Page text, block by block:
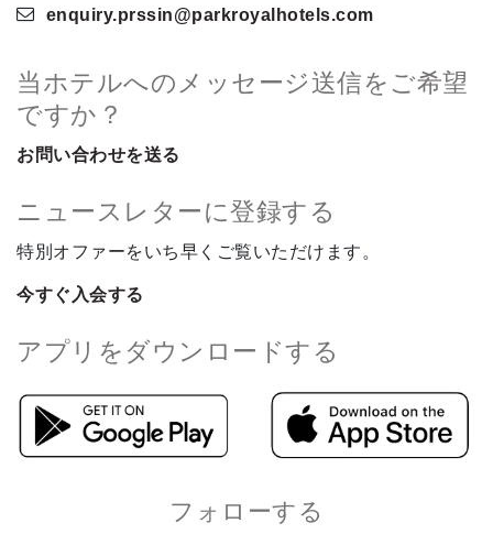
enquiry.prssin@parkroyalhotels.com
当ホテルへのメッセージ送信をご希望
ですか？
お問い合わせを送る
ニュースレターに登録する
特別オファーをいち早くご覧いただけます。
今すぐ入会する
アプリをダウンロードする
フォローする